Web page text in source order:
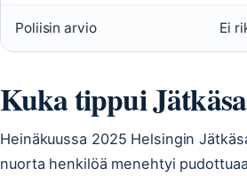
Poliisin arvio Ei
Kuka tippui
Heinäkuussa 2025 Helsingin
nuorta henkilöä menehtyi